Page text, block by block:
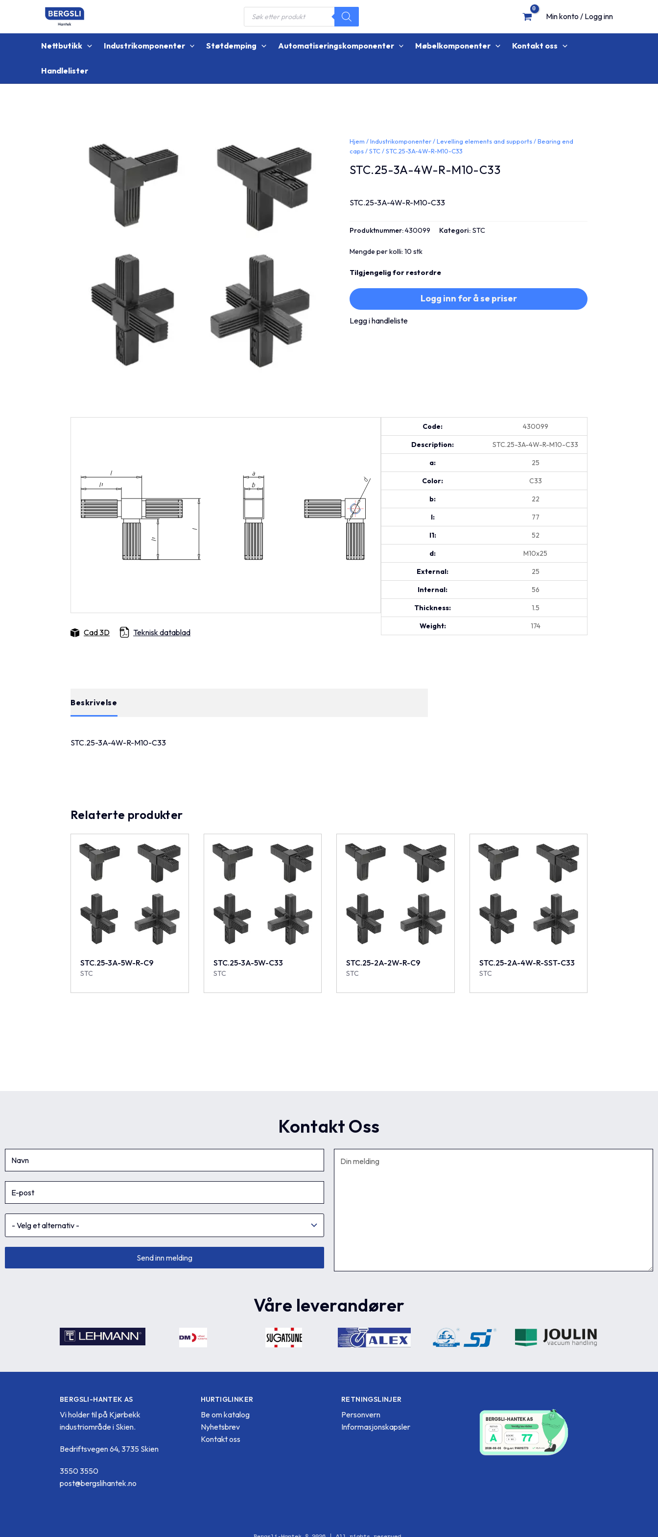
Products
search
Min konto / Logg inn
Nettbutikk Industrikomponenter Støtdemping Automatiseringskomponenter Møbelkomponenter Kontakt oss
Handlelister
Hjem /Industrikomponenter/Levelling elements and supports/Bearing end
caps/STC/ STC.25-3A-4W-R-M10-C33
STC.25-3A-4W-R-M10-C33
STC.25-3A-4W-R-M10-C33
Produktnummer:430099 Kategori:STC
Mengde per kolli: 10 stk
Tilgjengelig for restordre
Logg inn for å se priser
Legg i handleliste
Code: 430099
Description: STC.25-3A-4W-R-M10-C33
a: 25
Color: C33
b: 22
l: 77
l1: 52
d: M10x25
External: 25
Internal: 56
Thickness: 1.5
Weight: 174
Cad 3D Teknisk datablad
Beskrivelse
STC.25-3A-4W-R-M10-C33
Relaterte produkter
STC.25-3A-5W-R-C9
STC
STC.25-3A-5W-C33
STC
STC.25-2A-2W-R-C9
STC
STC.25-2A-4W-R-SST-C33
STC
Kontakt Oss
Våre leverandører
BERGSLI-HANTEK AS
Vi holder til på Kjørbekk
industriområde i Skien.
Bedriftsvegen 64, 3735 Skien
3550 3550
post@bergslihantek.no
HURTIGLINKER
Be om katalog
Nyhetsbrev
Kontakt oss
RETNINGSLINJER
Personvern
Informasjonskapsler